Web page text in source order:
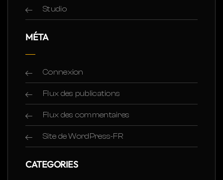
Studio
MÉTA
Connexion
Flux des publications
Flux des commentaires
Site de WordPress-FR
CATEGORIES